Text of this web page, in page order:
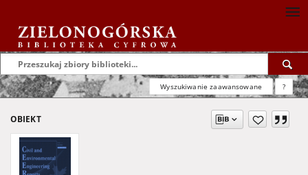
Wyszukiwanie zaawansowane ?
OBIEKT